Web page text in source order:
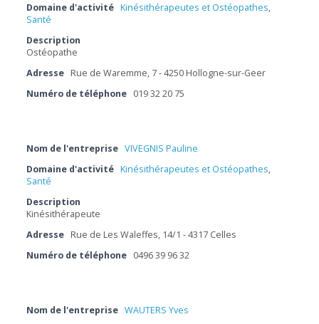
Domaine d'activité Kinésithérapeutes et Ostéopathes,
Santé
Description
Ostéopathe
Adresse Rue de Waremme, 7 - 4250 Hollogne-sur-Geer
Numéro de téléphone 019 32 20 75
Nom de l'entreprise VIVEGNIS Pauline
Domaine d'activité Kinésithérapeutes et Ostéopathes,
Santé
Description
Kinésithérapeute
Adresse Rue de Les Waleffes, 14/1 - 4317 Celles
Numéro de téléphone 0496 39 96 32
Nom de l'entreprise WAUTERS Yves